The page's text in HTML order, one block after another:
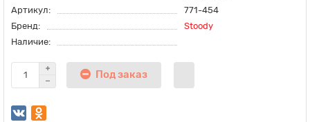
Артикул:
771-454
Бренд:
Stoody
Наличие:
Под заказ